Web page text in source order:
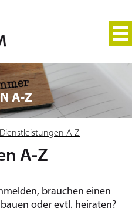
A-Z
Dienstleistungen A-Z
A-Z
brau­chen einen
oder evtl. hei­ra­ten?